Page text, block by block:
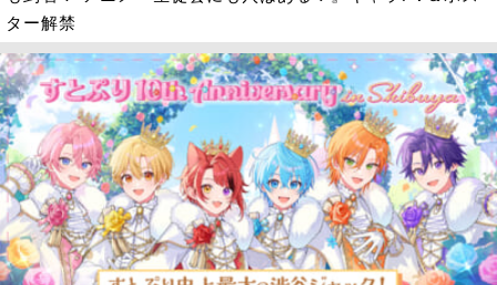
ター解禁